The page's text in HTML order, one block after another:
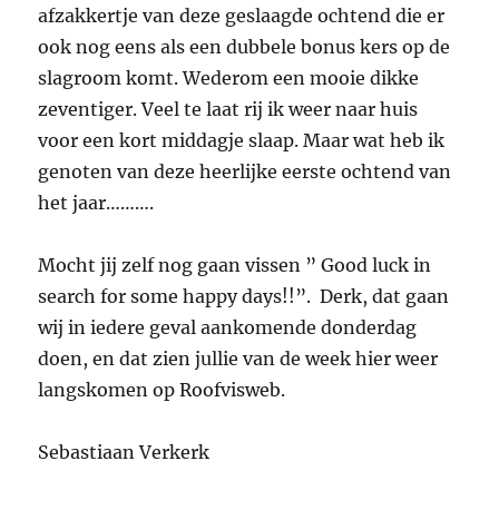
afzakkertje van deze geslaagde ochtend die er
ook nog eens als een dubbele bonus kers op de
slagroom komt. Wederom een mooie dikke
zeventiger. Veel te laat rij ik weer naar huis
voor een kort middagje slaap. Maar wat heb ik
genoten van deze heerlijke eerste ochtend van
het jaar……….
Mocht jij zelf nog gaan vissen ” Good luck in
search for some happy days!!”. Derk, dat gaan
wij in iedere geval aankomende donderdag
doen, en dat zien jullie van de week hier weer
langskomen op Roofvisweb.
Sebastiaan Verkerk